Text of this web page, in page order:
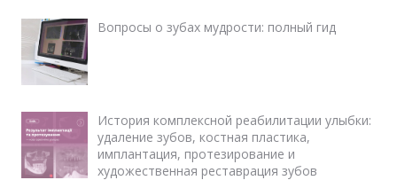
Вопросы о зубах мудрости: полный гид
История комплексной реабилитации улыбки:
удаление зубов, костная пластика,
имплантация, протезирование и
художественная реставрация зубов